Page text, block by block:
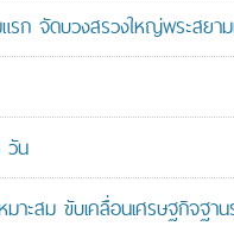
ก จัดบวงสรวงใหญ่พระสยา
วัน
าะสม ขับเคลื่อนเศรษฐกิจฐา